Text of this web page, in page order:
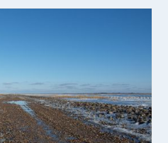
og kystkærlighed. Vi er
nye veje til at leve